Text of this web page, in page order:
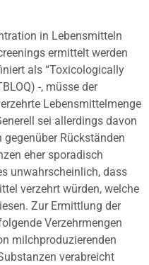
in Lebensmitteln
ermittelt werden
als “Toxicologically
-, müsse der
Lebensmittelmenge
sei allerdings davon
Rückständen
eher sporadisch
unwahrscheinlich, dass
verzehrt würden, welche
Zur Ermittlung der
Verzehrmengen
milchproduzierenden
verabreicht